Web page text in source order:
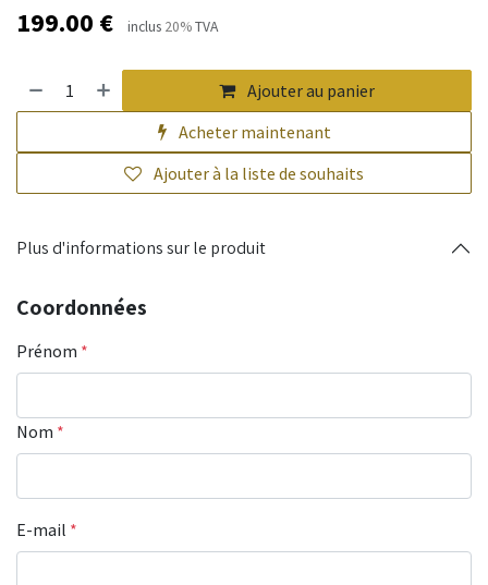
199.00 € inclus 20%TVA
Ajouter au panier
Acheter maintenant
Ajouter à la liste de souhaits
Plus d'informations sur le produit
Coordonnées
Prénom *
Nom *
E-mail *